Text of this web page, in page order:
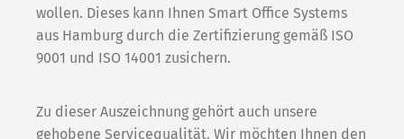
wollen. Dieses kann Ihnen Smart Office Systems
aus Hamburg durch die Zertifizierung gemäß ISO
9001 und ISO 14001 zusichern.
Zu dieser Auszeichnung gehört auch unsere
gehobene Servicequalität. Wir möchten Ihnen den